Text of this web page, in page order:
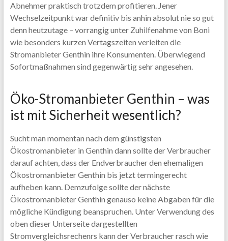
Abnehmer praktisch trotzdem profitieren. Jener
Wechselzeitpunkt war definitiv bis anhin absolut nie so gut
denn heutzutage – vorrangig unter Zuhilfenahme von Boni
wie besonders kurzen Vertagszeiten verleiten die
Stromanbieter Genthin ihre Konsumenten. Überwiegend
Sofortmaßnahmen sind gegenwärtig sehr angesehen.
Öko-Stromanbieter Genthin – was
ist mit Sicherheit wesentlich?
Sucht man momentan nach dem günstigsten
Ökostromanbieter in Genthin dann sollte der Verbraucher
darauf achten, dass der Endverbraucher den ehemaligen
Ökostromanbieter Genthin bis jetzt termingerecht
aufheben kann. Demzufolge sollte der nächste
Ökostromanbieter Genthin genauso keine Abgaben für die
mögliche Kündigung beanspruchen. Unter Verwendung des
oben dieser Unterseite dargestellten
Stromvergleichsrechenrs kann der Verbraucher rasch wie